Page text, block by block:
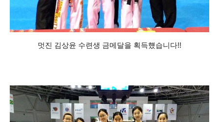
멋진 김상윤 수련생 금메달을 획득헀습니다!!